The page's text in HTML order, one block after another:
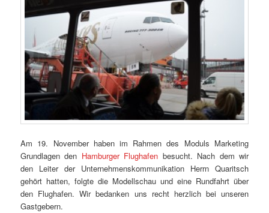
Am 19. November haben im Rahmen des Moduls Marketing
Grundlagen den Hamburger Flughafen besucht. Nach dem wir
den Leiter der Unternehmenskommunikation Herrn Quaritsch
gehört hatten, folgte die Modellschau und eine Rundfahrt über
den Flughafen. Wir bedanken uns recht herzlich bei unseren
Gastgebern.